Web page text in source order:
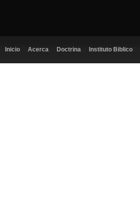
Inicio Acerca Doctrina Instituto Biblico